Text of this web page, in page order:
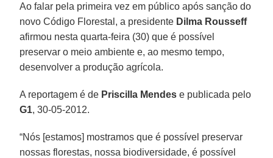
Ao falar pela primeira vez em público após sanção do
novo Código Florestal, a presidente Dilma Rousseff
afirmou nesta quarta-feira (30) que é possível
preservar o meio ambiente e, ao mesmo tempo,
desenvolver a produção agrícola.
A reportagem é de Priscilla Mendes e publicada pelo
G1, 30-05-2012.
“Nós [estamos] mostramos que é possível preservar
nossas florestas, nossa biodiversidade, é possível